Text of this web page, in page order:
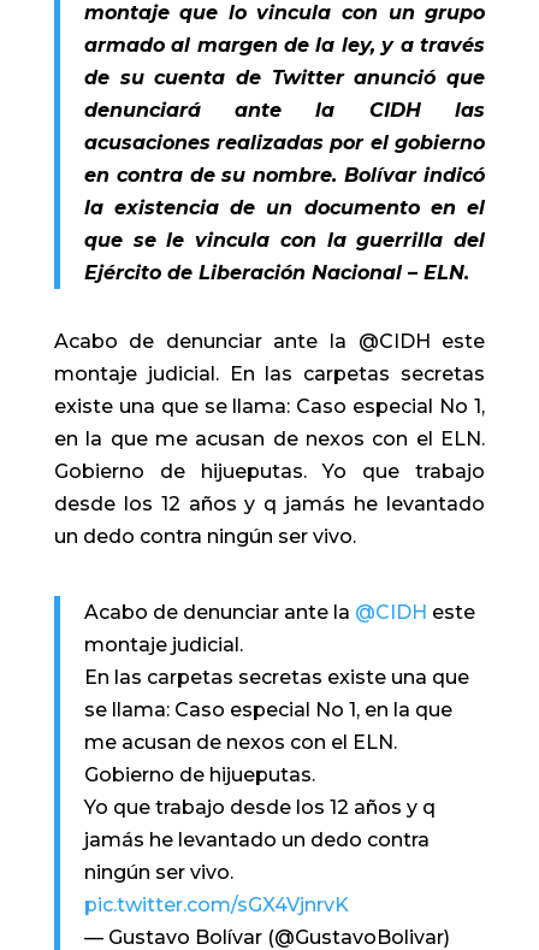
montaje que lo vincula con un grupo
armado al margen de la ley, y a través
de su cuenta de Twitter anunció que
denunciará ante la CIDH las
acusaciones realizadas por el gobierno
en contra de su nombre. Bolívar indicó
la existencia de un documento en el
que se le vincula con la guerrilla del
Ejército de Liberación Nacional – ELN.
Acabo de denunciar ante la @CIDH este
montaje judicial. En las carpetas secretas
existe una que se llama: Caso especial No 1,
en la que me acusan de nexos con el ELN.
Gobierno de hijueputas. Yo que trabajo
desde los 12 años y q jamás he levantado
un dedo contra ningún ser vivo.
Acabo de denunciar ante la @CIDH este
montaje judicial.
En las carpetas secretas existe una que
se llama: Caso especial No 1, en la que
me acusan de nexos con el ELN.
Gobierno de hijueputas.
Yo que trabajo desde los 12 años y q
jamás he levantado un dedo contra
ningún ser vivo.
pic.twitter.com/sGX4VjnrvK
— Gustavo Bolívar (@GustavoBolivar)